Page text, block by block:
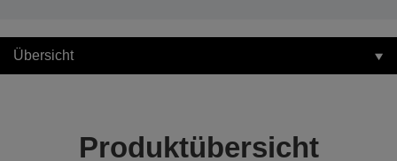
Übersicht
Produktübersicht